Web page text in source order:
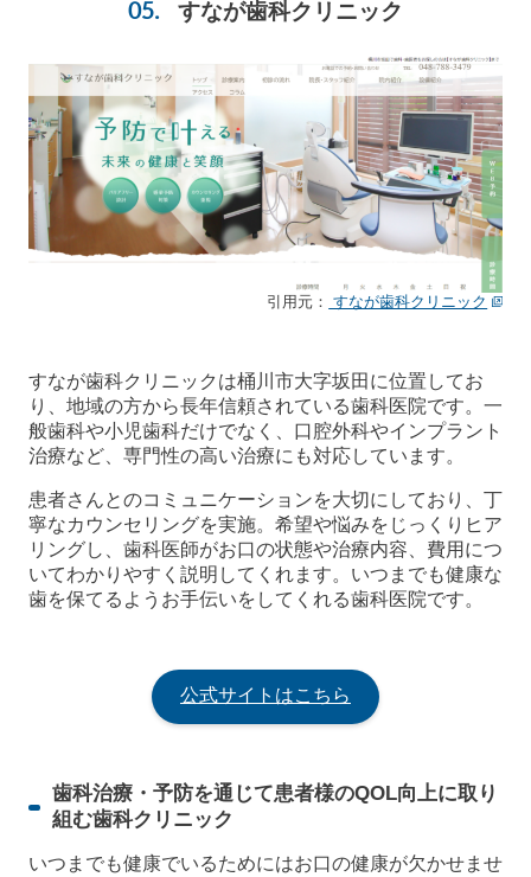
すなが歯科クリニック
引用元： すなが歯科クリニック
すなが歯科クリニックは桶川市大字坂田に位置してお
り、地域の方から長年信頼されている歯科医院です。一
般歯科や小児歯科だけでなく、口腔外科やインプラント
治療など、専門性の高い治療にも対応しています。
患者さんとのコミュニケーションを大切にしており、丁
寧なカウンセリングを実施。希望や悩みをじっくりヒア
リングし、歯科医師がお口の状態や治療内容、費用につ
いてわかりやすく説明してくれます。いつまでも健康な
歯を保てるようお手伝いをしてくれる歯科医院です。
公式サイトはこちら
歯科治療・予防を通じて患者様のQOL向上に取り
組む歯科クリニック
いつまでも健康でいるためにはお口の健康が欠かせませ